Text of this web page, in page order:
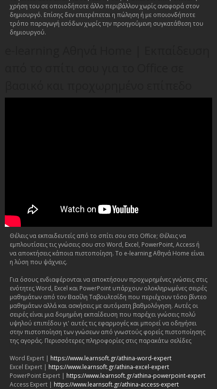
χρήση του σε οποιοδήποτε άλλο περιβάλλον χωρίς αναφορά στον
δημιουργό. Επίσης δεν επιτρέπεται η πώληση ή με οποιονδήποτε
τρόπο παραγωγή εσόδων χωρίς την προηγούμενη συγκατάθεση του
δημιουργού.
Θέλεις να εκπαιδευτείς από το σπίτι σου στο Office; Θέλεις να
εμπλουτίσεις τις γνώσεις σου στο Word, Excel, PowerPoint, Access ή
να αποκτήσεις κάποια πιστοποίηση. Το e-learning Αθηνά Home είναι
η λύση που ψάχνεις.
Για όσους ενδιαφέρονται να αποκτήσουν προχωρημένες γνώσεις στις
ενότητες Word, Excel και PowerPoint υπάρχουν ολοκληρωμένες σειρές
μαθημάτων από τον Βασίλη Ταβουλτσίδη που περιέχουν τόσο βίντεο
μαθημάτων αλλά και ασκήσεις με αυτόματη βαθμολόγηση. Αυτές οι
σειρές είναι μια δομημένη εκπαίδευση που παρέχει γνώσεις πολύ
υψηλού επιπέδου γι' αυτές τις εφαρμογές και μπορεί να οδηγήσει
στην πιστοποίηση των γνώσεων από γνωστούς φορείς πιστοποίησης
της αγοράς. Περισσότερες πληροφορίες στις παρακάτω σελίδες
Word Expert | https://www.learnsoft.gr/athina-word-expert
Excel Expert | https://www.learnsoft.gr/athina-excel-expert
PowerPoint Expert | https://www.learnsoft.gr/athina-powerpoint-expert
Access Expert | https://www.learnsoft.gr/athina-access-expert